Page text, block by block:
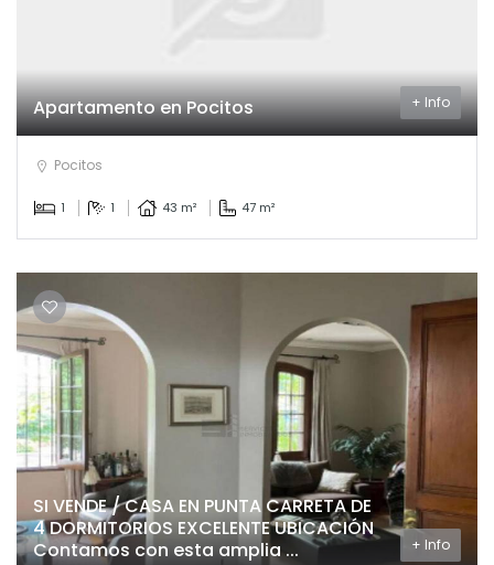
Apartamento en Pocitos + Info
Pocitos
1 1 43 m² 47 m²
SI VENDE / CASA EN PUNTA CARRETA DE
4 DORMITORIOS EXCELENTE UBICACIÓN
Contamos con esta amplia ...
+ Info